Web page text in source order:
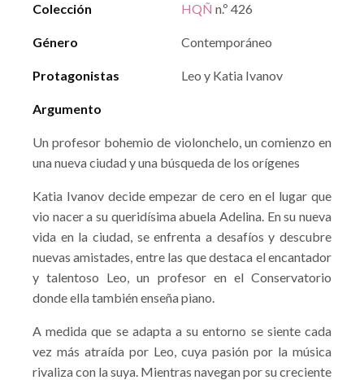
Colección HQÑ n.º 426
Género Contemporáneo
Protagonistas Leo y Katia Ivanov
Argumento
Un profesor bohemio de violonchelo, un comienzo en
una nueva ciudad y una búsqueda de los orígenes
Katia Ivanov decide empezar de cero en el lugar que
vio nacer a su queridísima abuela Adelina. En su nueva
vida en la ciudad, se enfrenta a desafíos y descubre
nuevas amistades, entre las que destaca el encantador
y talentoso Leo, un profesor en el Conservatorio
donde ella también enseña piano.
A medida que se adapta a su entorno se siente cada
vez más atraída por Leo, cuya pasión por la música
rivaliza con la suya. Mientras navegan por su creciente